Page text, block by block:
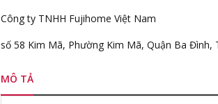
Công ty TNHH Fujihome Việt Nam
số 58 Kim Mã, Phường Kim Mã, Quận Ba Đình,
MÔ TẢ